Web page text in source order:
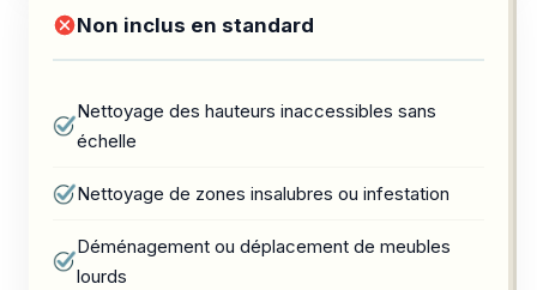
Non inclus en standard
Nettoyage des hauteurs inaccessibles sans
échelle
Nettoyage de zones insalubres ou infestation
Déménagement ou déplacement de meubles
lourds